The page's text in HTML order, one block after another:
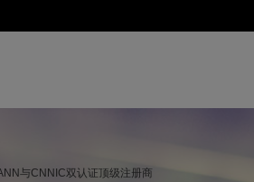
与CNNIC双认证顶级注册商